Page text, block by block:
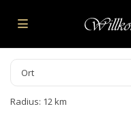
Radius: 12 km